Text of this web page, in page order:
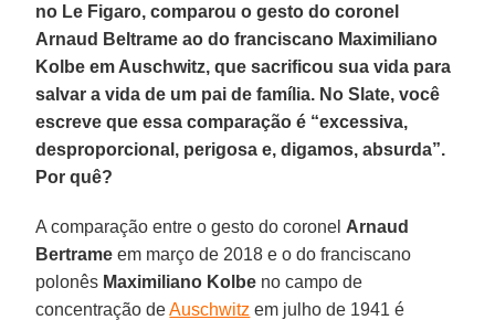
no Le Figaro, comparou o gesto do coronel
Arnaud Beltrame ao do franciscano Maximiliano
Kolbe em Auschwitz, que sacrificou sua vida para
salvar a vida de um pai de família. No Slate, você
escreve que essa comparação é “excessiva,
desproporcional, perigosa e, digamos, absurda”.
Por quê?
A comparação entre o gesto do coronel Arnaud
Bertrame em março de 2018 e o do franciscano
polonês Maximiliano Kolbe no campo de
concentração deAuschwitz em julho de 1941 é